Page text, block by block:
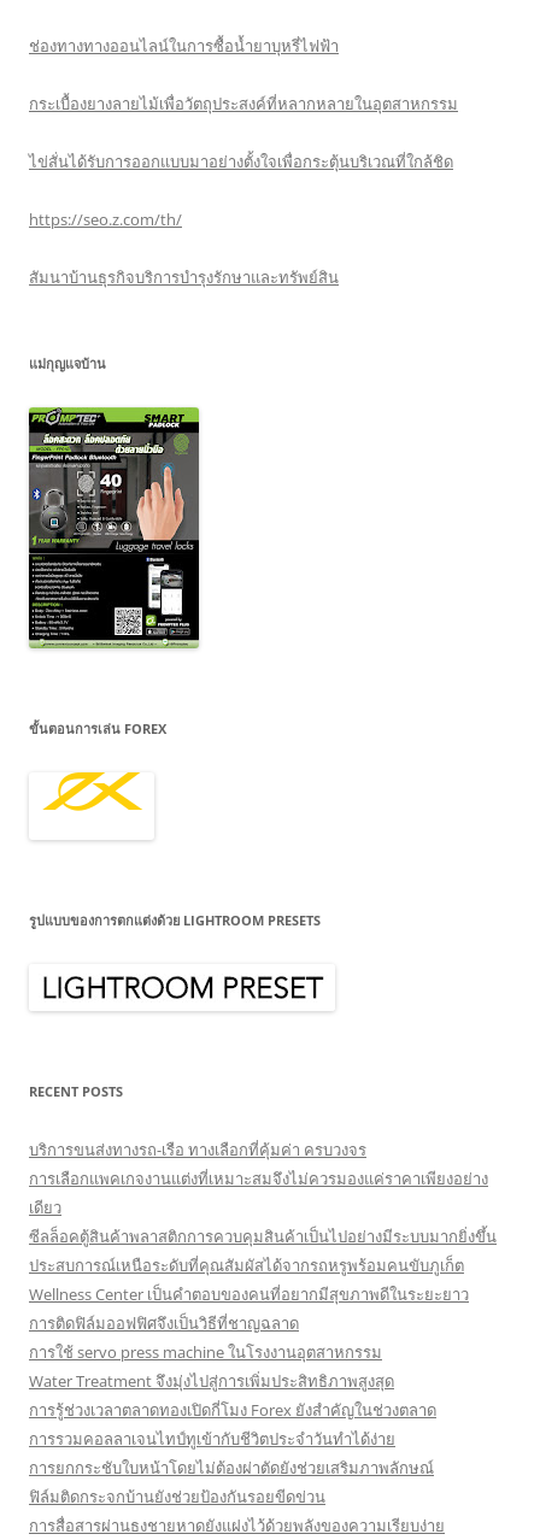
ช่องทางทางออนไลน์ในการซื้อน้ำยาบุหรี่ไฟฟ้า
กระเบื้องยางลายไม้เพื่อวัตถุประสงค์ที่หลากหลายในอุตสาหกรรม
ไข่สั่นได้รับการออกแบบมาอย่างตั้งใจเพื่อกระตุ้นบริเวณที่ใกล้ชิด
https://seo.z.com/th/
สัมนาบ้านธุรกิจบริการบำรุงรักษาและทรัพย์สิน
แม่กุญแจบ้าน
ขั้นตอนการเล่น FOREX
รูปแบบของการตกแต่งด้วย LIGHTROOM PRESETS
RECENT POSTS
บริการขนส่งทางรถ-เรือ ทางเลือกที่คุ้มค่า ครบวงจร
การเลือกแพคเกจงานแต่งที่เหมาะสมจึงไม่ควรมองแค่ราคาเพียงอย่าง
เดียว
ซีลล็อคตู้สินค้าพลาสติกการควบคุมสินค้าเป็นไปอย่างมีระบบมากยิ่งขึ้น
ประสบการณ์เหนือระดับที่คุณสัมผัสได้จากรถหรูพร้อมคนขับภูเก็ต
Wellness Center เป็นคำตอบของคนที่อยากมีสุขภาพดีในระยะยาว
การติดฟิล์มออฟฟิศจึงเป็นวิธีที่ชาญฉลาด
การใช้ servo press machine ในโรงงานอุตสาหกรรม
Water Treatment จึงมุ่งไปสู่การเพิ่มประสิทธิภาพสูงสุด
การรู้ช่วงเวลาตลาดทองเปิดกี่โมง Forex ยังสำคัญในช่วงตลาด
การรวมคอลลาเจนไทป์ทูเข้ากับชีวิตประจำวันทำได้ง่าย
การยกกระชับใบหน้าโดยไม่ต้องผ่าตัดยังช่วยเสริมภาพลักษณ์
ฟิล์มติดกระจกบ้านยังช่วยป้องกันรอยขีดข่วน
การสื่อสารผ่านธงชายหาดยังแฝงไว้ด้วยพลังของความเรียบง่าย